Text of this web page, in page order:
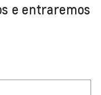
e entraremos